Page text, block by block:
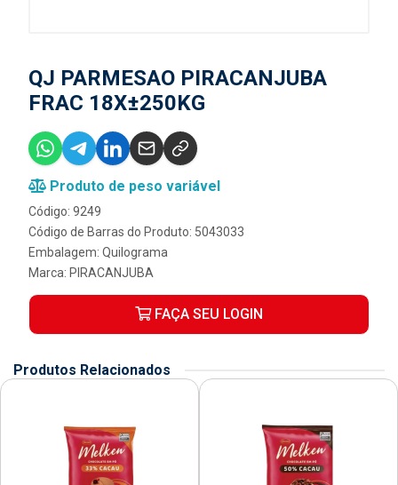
QJ PARMESAO PIRACANJUBA
FRAC 18X±250KG
Produto de peso variável
Código: 9249
Código de Barras do Produto: 5043033
Embalagem: Quilograma
Marca: PIRACANJUBA
FAÇA SEU LOGIN
Produtos Relacionados